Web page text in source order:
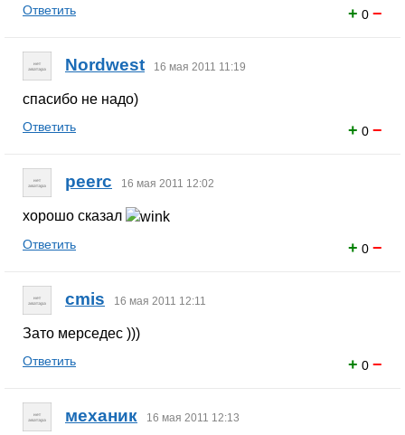
+ 0 −
Ответить
Nordwest 16 мая 2011 11:19
спасибо не надо)
+ 0 −
Ответить
peerc 16 мая 2011 12:02
хорошо сказал
+ 0 −
Ответить
cmis 16 мая 2011 12:11
Зато мерседес )))
+ 0 −
Ответить
механик 16 мая 2011 12:13